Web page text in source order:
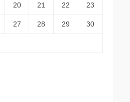
20 21 22 23
27 28 29 30